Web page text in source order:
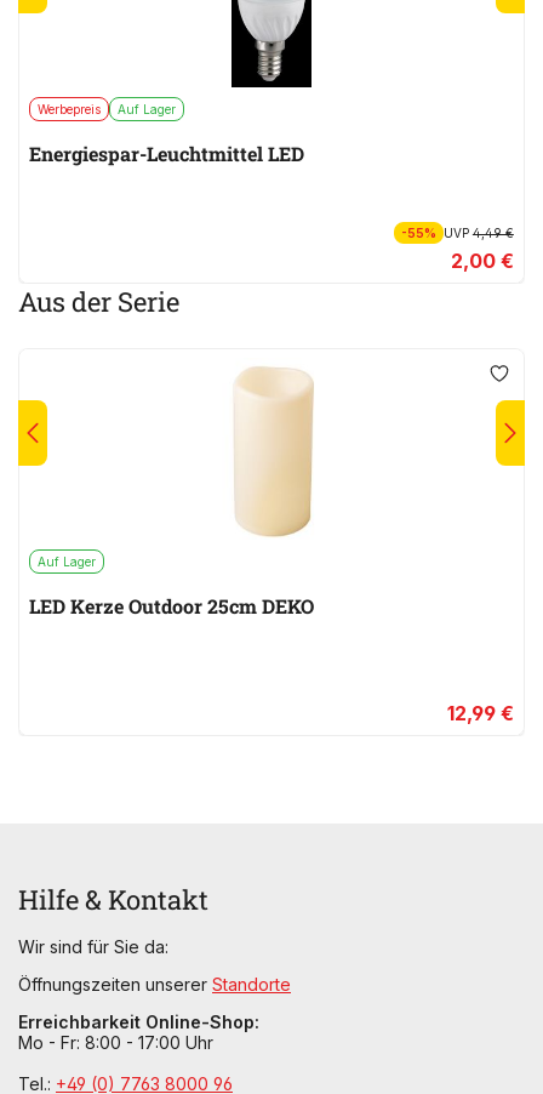
Werbepreis Auf Lager
Energiespar-Leuchtmittel LED
-55% UVP4,49 €
2,00 €
Aus der Serie
Auf Lager
LED Kerze Outdoor 25cm DEKO
12,99 €
Hilfe & Kontakt
Wir sind für Sie da:
Öffnungszeiten unserer Standorte
Erreichbarkeit Online-Shop:
Mo - Fr: 8:00 - 17:00 Uhr
Tel.: +49 (0) 7763 8000 96